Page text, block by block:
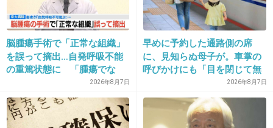
11. 匿名2013/03/26(火) 12:14:25
ステラおばさん普通に買うとコスパ悪いからこ
ういうのなら食べたいな
+28
脳腫瘍手術で「正常な組織」
を誤って摘出…自発呼吸不能
の重篤状態に 「腫瘍でな
い」結果出ても“勘違い”で摘
出継続 通常の生活送ってい
た患者が手足も動かず 京大
病院
2026年8月7日
早めに予約した通路側の席
に、見知らぬ母子が。車掌の
呼びかけにも「目を閉じて無
視」して居座られました。無
理やり奪われた席は、結局“や
ったもん勝ち”になってしまう
のでしょうか？
2026年8月7日